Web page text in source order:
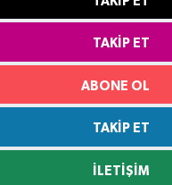
TAKIP ET
ABONE OL
TAKIP ET
İLETIŞIM